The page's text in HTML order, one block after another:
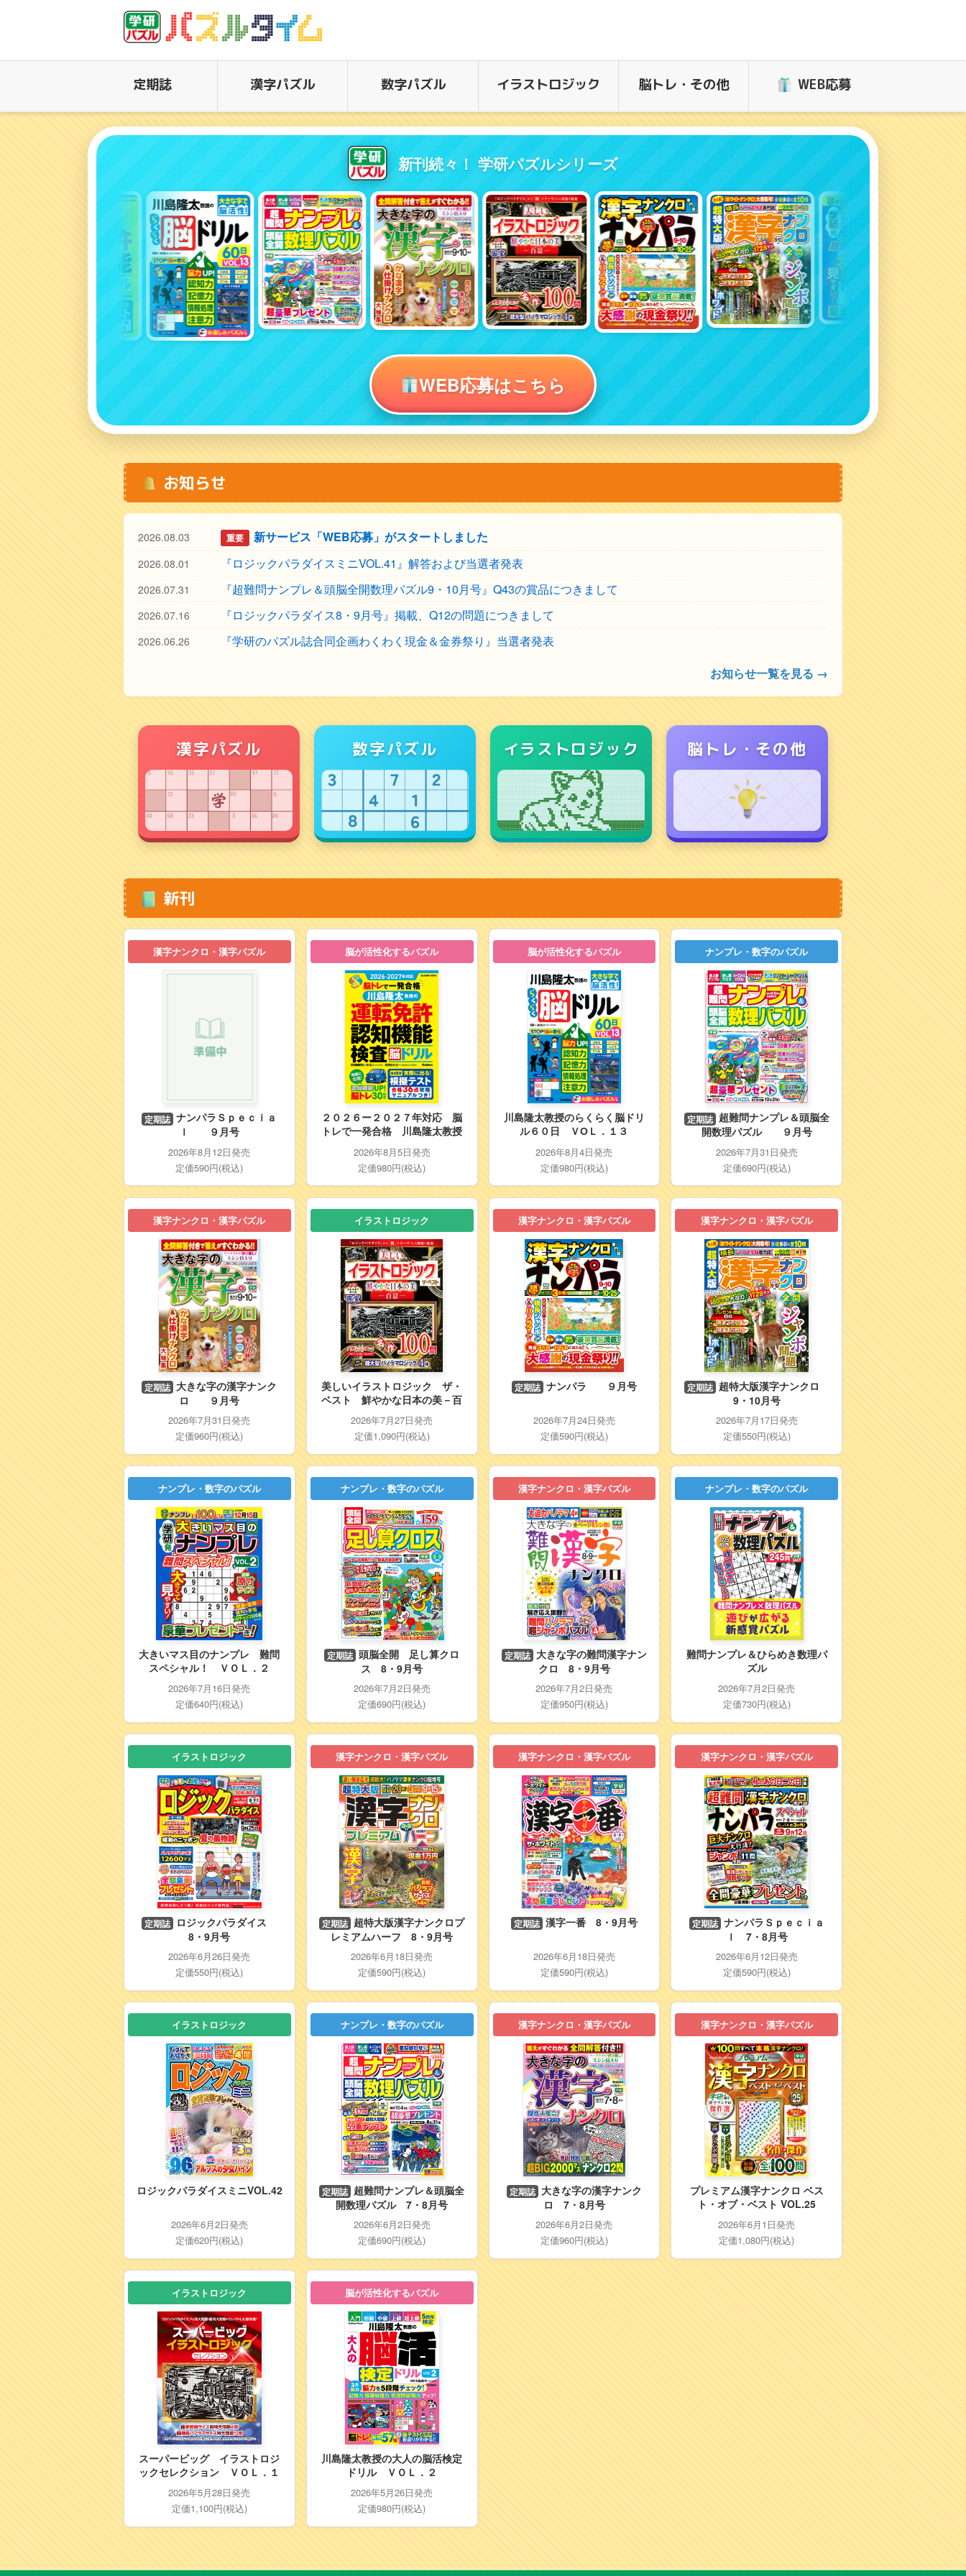
定期誌 漢字パズル 数字パズル イラストロジック 脳トレ・その他 WEB応募
新刊続々！ 学研パズルシリーズ
WEB応募はこちら
お知らせ
2026.08.03 重要 新サービス「WEB応募」がスタートしました
2026.08.01 『ロジックパラダイスミニVOL.41』解答および当選者発表
2026.07.31 『超難問ナンプレ＆頭脳全開数理パズル9・10月号』Q43の賞品につきまして
2026.07.16 『ロジックパラダイス8・9月号』掲載、Q12の問題につきまして
2026.06.26
『学研のパズル誌合同企画わくわく現金＆金券祭り』当選者発表
お知らせ一覧を見る →
漢字パズル 数字パズル イラストロジック 脳トレ・その他
新刊
漢字ナンクロ・漢字パズル
定期誌 ナンパラＳｐｅｃｉａ
ｌ ９月号
2026年8月12日発売
定価590円(税込)
脳が活性化するパズル
２０２６ー２０２７年対応 脳
トレで一発合格 川島隆太教授
の運転免許認知機能検査脳ドリ
ル
2026年8月5日発売
定価980円(税込)
脳が活性化するパズル
川島隆太教授のらくらく脳ドリ
ル６０日 ＶОＬ．１３
2026年8月4日発売
定価980円(税込)
ナンプレ・数字のパズル
定期誌 超難問ナンプレ＆頭脳全
開数理パズル ９月号
2026年7月31日発売
定価690円(税込)
漢字ナンクロ・漢字パズル
定期誌 大きな字の漢字ナンク
ロ ９月号
2026年7月31日発売
定価960円(税込)
イラストロジック
美しいイラストロジック ザ・
ベスト 鮮やかな日本の美－百
2026年7月27日発売
定価1,090円(税込)
漢字ナンクロ・漢字パズル
定期誌 ナンパラ ９月号
2026年7月24日発売
定価590円(税込)
漢字ナンクロ・漢字パズル
定期誌 超特大版漢字ナンクロ
9・10月号
2026年7月17日発売
定価550円(税込)
ナンプレ・数字のパズル
大きいマス目のナンプレ 難問
スペシャル！ ＶＯＬ．２
2026年7月16日発売
定価640円(税込)
ナンプレ・数字のパズル
定期誌 頭脳全開 足し算クロ
ス 8・9月号
2026年7月2日発売
定価690円(税込)
漢字ナンクロ・漢字パズル
定期誌 大きな字の難問漢字ナン
クロ 8・9月号
2026年7月2日発売
定価950円(税込)
ナンプレ・数字のパズル
難問ナンプレ＆ひらめき数理パ
ズル
2026年7月2日発売
定価730円(税込)
イラストロジック
定期誌 ロジックパラダイス
8・9月号
2026年6月26日発売
定価550円(税込)
漢字ナンクロ・漢字パズル
定期誌 超特大版漢字ナンクロプ
レミアムハーフ 8・9月号
2026年6月18日発売
定価590円(税込)
漢字ナンクロ・漢字パズル
定期誌 漢字一番 8・9月号
2026年6月18日発売
定価590円(税込)
漢字ナンクロ・漢字パズル
定期誌 ナンパラＳｐｅｃｉａ
ｌ 7・8月号
2026年6月12日発売
定価590円(税込)
イラストロジック
ロジックパラダイスミニVOL.42
2026年6月2日発売
定価620円(税込)
ナンプレ・数字のパズル
定期誌 超難問ナンプレ＆頭脳全
開数理パズル 7・8月号
2026年6月2日発売
定価690円(税込)
漢字ナンクロ・漢字パズル
定期誌 大きな字の漢字ナンク
ロ 7・8月号
2026年6月2日発売
定価960円(税込)
漢字ナンクロ・漢字パズル
プレミアム漢字ナンクロ ベス
ト・オブ・ベスト VOL.25
2026年6月1日発売
定価1,080円(税込)
イラストロジック
スーパービッグ イラストロジ
ックセレクション ＶＯＬ．１
2026年5月28日発売
定価1,100円(税込)
脳が活性化するパズル
川島隆太教授の大人の脳活検定
ドリル ＶＯＬ．２
2026年5月26日発売
定価980円(税込)